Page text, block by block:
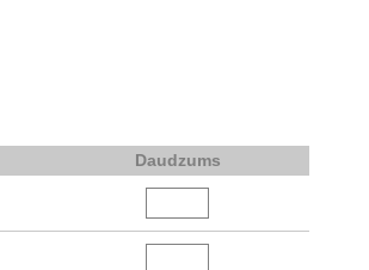
Daudzums